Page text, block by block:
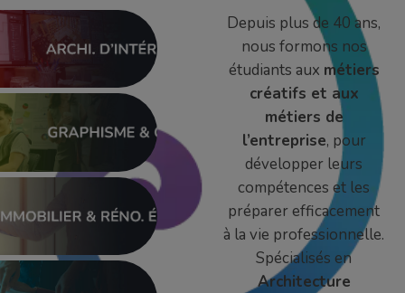
Depuis plus de 40 ans,
nous formons nos
étudiants aux métiers
créatifs et aux
métiers de
l’entreprise, pour
développer leurs
compétences et les
préparer efficacement
à la vie professionnelle.
Spécialisés en
Architecture